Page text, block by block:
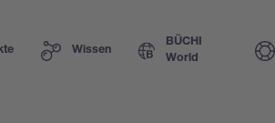
Wissen
BÜCHI
World